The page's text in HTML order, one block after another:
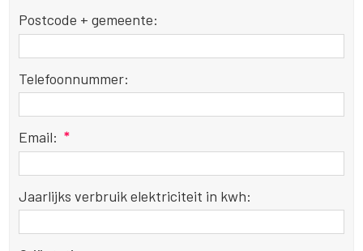
Postcode + gemeente:
Telefoonnummer:
Email: *
Jaarlijks verbruik elektriciteit in kwh: